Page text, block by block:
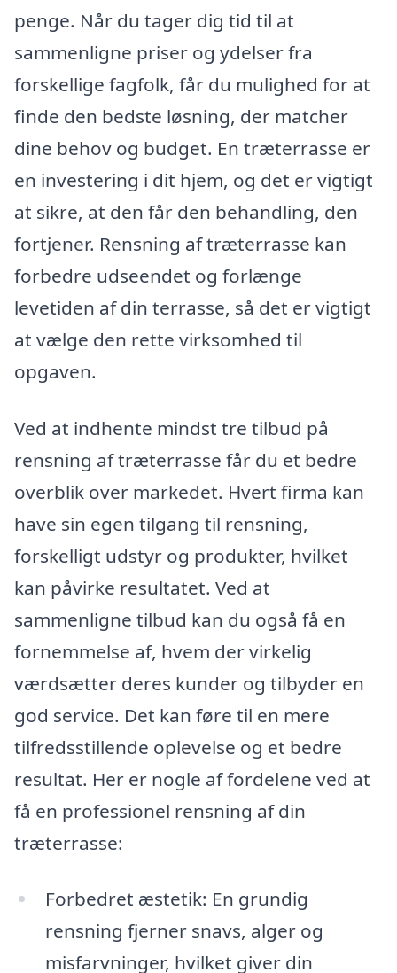
penge. Når du tager dig tid til at
sammenligne priser og ydelser fra
forskellige fagfolk, får du mulighed for at
finde den bedste løsning, der matcher
dine behov og budget. En træterrasse er
en investering i dit hjem, og det er vigtigt
at sikre, at den får den behandling, den
fortjener. Rensning af træterrasse kan
forbedre udseendet og forlænge
levetiden af din terrasse, så det er vigtigt
at vælge den rette virksomhed til
opgaven.
Ved at indhente mindst tre tilbud på
rensning af træterrasse får du et bedre
overblik over markedet. Hvert firma kan
have sin egen tilgang til rensning,
forskelligt udstyr og produkter, hvilket
kan påvirke resultatet. Ved at
sammenligne tilbud kan du også få en
fornemmelse af, hvem der virkelig
værdsætter deres kunder og tilbyder en
god service. Det kan føre til en mere
tilfredsstillende oplevelse og et bedre
resultat. Her er nogle af fordelene ved at
få en professionel rensning af din
træterrasse:
Forbedret æstetik: En grundig
rensning fjerner snavs, alger og
misfarvninger, hvilket giver din